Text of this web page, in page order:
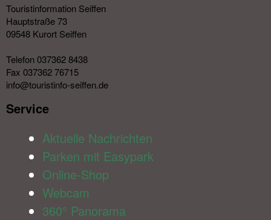
Touristinformation Seiffen
Hauptstraße 73
09548 Kurort Seiffen
Telefon 037362 8438
Fax 037362 76715
info@touristinfo-seiffen.de
Service​
Aktuelle Nachrichten
Parken mit Easypark
Online-Shop
Webcam
360° Panorama